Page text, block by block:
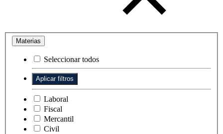
Materias
Seleccionar todos
Laboral
Fiscal
Mercantil
Civil